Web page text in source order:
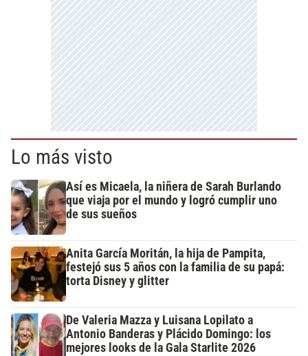
Lo más visto
Así es Micaela, la niñera de Sarah Burlando
que viaja por el mundo y logró cumplir uno
de sus sueños
Anita García Moritán, la hija de Pampita,
festejó sus 5 años con la familia de su papá:
torta Disney y glitter
De Valeria Mazza y Luisana Lopilato a
Antonio Banderas y Plácido Domingo: los
mejores looks de la Gala Starlite 2026